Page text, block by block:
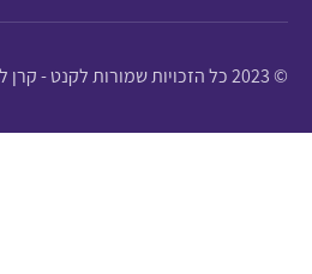
© 2023 כל הזכויות שמורות לקנט - קרן לביטוח נזקי טבע בחקלאות